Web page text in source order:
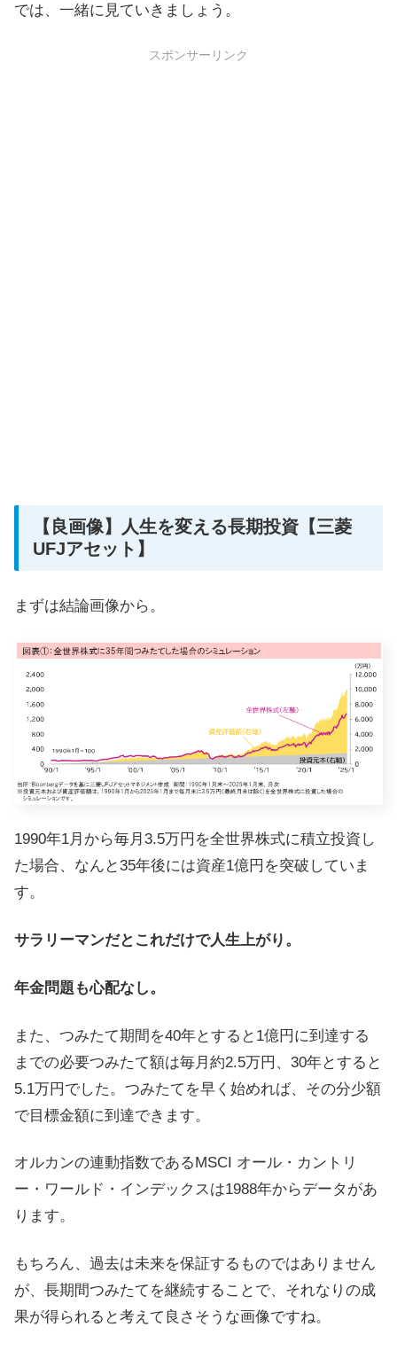
では、一緒に見ていきましょう。
スポンサーリンク
【良画像】人生を変える長期投資【三菱
UFJアセット】
まずは結論画像から。
1990年1月から毎月3.5万円を全世界株式に積立投資し
た場合、なんと35年後には資産1億円を突破していま
す。
サラリーマンだとこれだけで人生上がり。
年金問題も心配なし。
また、つみたて期間を40年とすると1億円に到達する
までの必要つみたて額は毎月約2.5万円、30年とすると
5.1万円でした。つみたてを早く始めれば、その分少額
で目標金額に到達できます。
オルカンの連動指数であるMSCI オール・カントリ
ー・ワールド・インデックスは1988年からデータがあ
ります。
もちろん、過去は未来を保証するものではありません
が、長期間つみたてを継続することで、それなりの成
果が得られると考えて良さそうな画像ですね。